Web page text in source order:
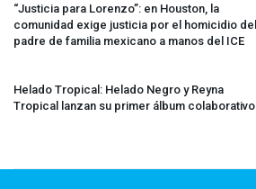
“Justicia para Lorenzo”: en Houston, la
comunidad exige justicia por el homicidio del
padre de familia mexicano a manos del ICE
Helado Tropical: Helado Negro y Reyna
Tropical lanzan su primer álbum colaborativo